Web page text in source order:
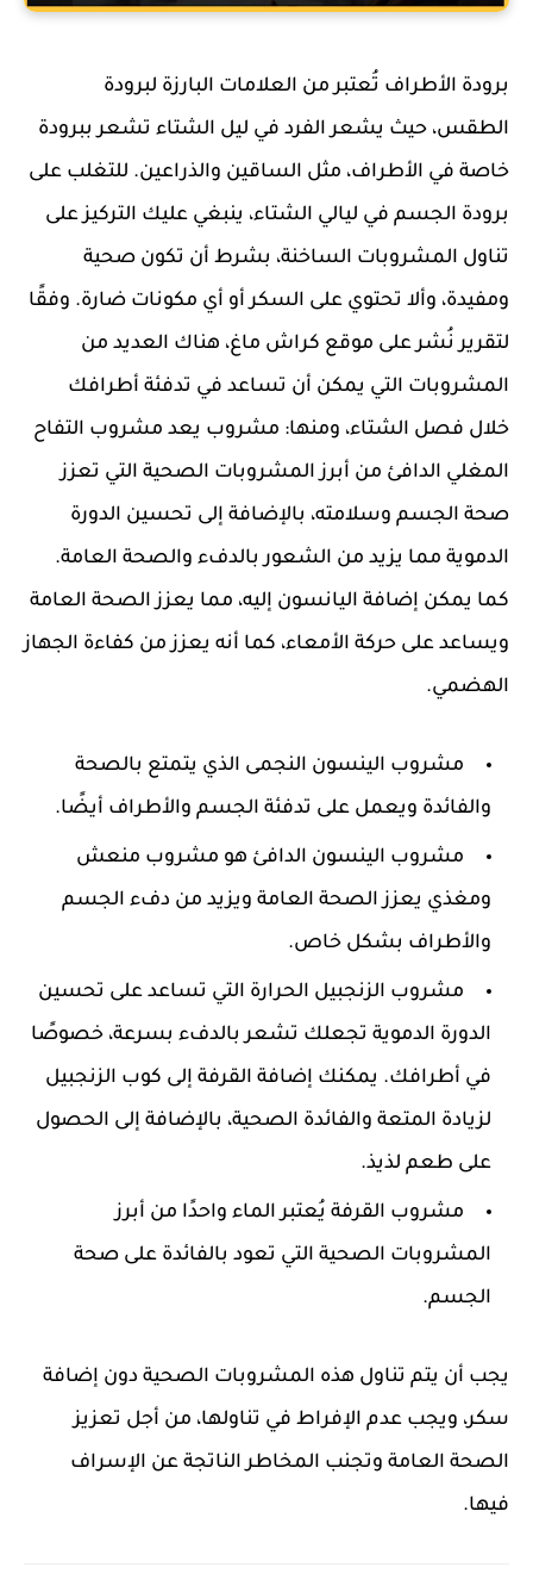
برودة الأطراف تُعتبر من العلامات البارزة لبرودة
الطقس، حيث يشعر الفرد في ليل الشتاء تشعر ببرودة
خاصة في الأطراف، مثل الساقين والذراعين. للتغلب على
برودة الجسم في ليالي الشتاء، ينبغي عليك التركيز على
تناول المشروبات الساخنة، بشرط أن تكون صحية
ومفيدة، وألا تحتوي على السكر أو أي مكونات ضارة. وفقًا
لتقرير نُشر على موقع كراش ماغ، هناك العديد من
المشروبات التي يمكن أن تساعد في تدفئة أطرافك
خلال فصل الشتاء، ومنها: مشروب يعد مشروب التفاح
المغلي الدافئ من أبرز المشروبات الصحية التي تعزز
صحة الجسم وسلامته، بالإضافة إلى تحسين الدورة
الدموية مما يزيد من الشعور بالدفء والصحة العامة.
كما يمكن إضافة اليانسون إليه، مما يعزز الصحة العامة
ويساعد على حركة الأمعاء، كما أنه يعزز من كفاءة الجهاز
الهضمي.
مشروب الينسون النجمى الذي يتمتع بالصحة
والفائدة ويعمل على تدفئة الجسم والأطراف أيضًا.
مشروب الينسون الدافئ هو مشروب منعش
ومغذي يعزز الصحة العامة ويزيد من دفء الجسم
والأطراف بشكل خاص.
مشروب الزنجبيل الحرارة التي تساعد على تحسين
الدورة الدموية تجعلك تشعر بالدفء بسرعة، خصوصًا
في أطرافك. يمكنك إضافة القرفة إلى كوب الزنجبيل
لزيادة المتعة والفائدة الصحية، بالإضافة إلى الحصول
على طعم لذيذ.
مشروب القرفة يُعتبر الماء واحدًا من أبرز
المشروبات الصحية التي تعود بالفائدة على صحة
الجسم.
يجب أن يتم تناول هذه المشروبات الصحية دون إضافة
سكر، ويجب عدم الإفراط في تناولها، من أجل تعزيز
الصحة العامة وتجنب المخاطر الناتجة عن الإسراف
فيها.